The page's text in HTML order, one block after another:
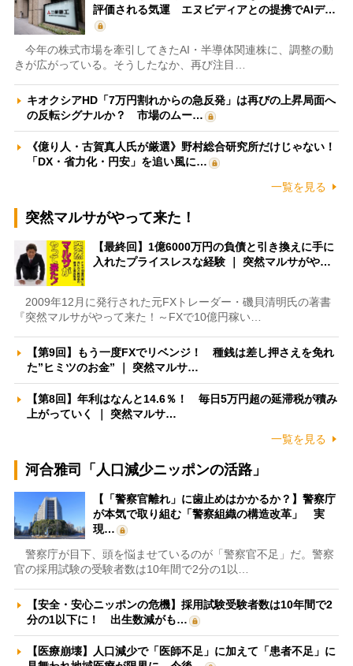
評価される気運 エヌビディアとの提携でAIデ…
今年の株式市場を牽引してきたAI・半導体関連株に、調整の動
きが広がっている。そうしたなか、再び注目…
キオクシアHD「7万円割れからの急反発」は再びの上昇局面へ
の反転シグナルか？ 市場のムー…
《億り人・古賀真人氏が厳選》野村総合研究所だけじゃない！
「DX・省力化・円安」を追い風に…
一覧を見る
突然マルサがやって来た！
【最終回】1億6000万円の負債と引き換えに手に
入れたプライスレスな経験 ｜ 突然マルサがや…
2009年12月に発行された元FXトレーダー・磯貝清明氏の著書
『突然マルサがやって来た！～FXで10億円稼い…
【第9回】もう一度FXでリベンジ！ 種銭は差し押さえを免れ
た”ヒミツのお金” ｜ 突然マルサ…
【第8回】年利はなんと14.6％！ 毎日5万円超の延滞税が積み
上がっていく ｜ 突然マルサ…
一覧を見る
河合雅司「人口減少ニッポンの活路」
【「警察官離れ」に歯止めはかかるか？】警察庁
が本気で取り組む「警察組織の構造改革」 実
現…
警察庁が目下、頭を悩ませているのが「警察官不足」だ。警察
官の採用試験の受験者数は10年間で2分の1以…
【安全・安心ニッポンの危機】採用試験受験者数は10年間で2
分の1以下に！ 出生数減がも…
【医療崩壊】人口減少で「医師不足」に加えて「患者不足」に